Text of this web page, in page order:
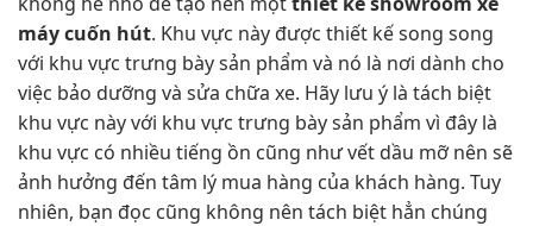
máy cuốn hút. Khu vực này được thiết kế song song
với khu vực trưng bày sản phẩm và nó là nơi dành cho
việc bảo dưỡng và sửa chữa xe. Hãy lưu ý là tách biệt
khu vực này với khu vực trưng bày sản phẩm vì đây là
khu vực có nhiều tiếng ồn cũng như vết dầu mỡ nên sẽ
ảnh hưởng đến tâm lý mua hàng của khách hàng. Tuy
nhiên, bạn đọc cũng không nên tách biệt hẳn chúng